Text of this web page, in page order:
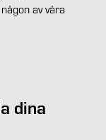
av våra
dina